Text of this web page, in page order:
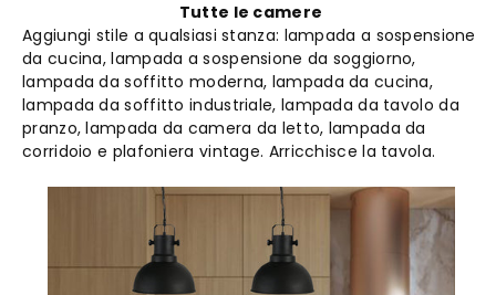
Tutte le camere
Aggiungi stile a qualsiasi stanza: lampada a sospensione
da cucina, lampada a sospensione da soggiorno,
lampada da soffitto moderna, lampada da cucina,
lampada da soffitto industriale, lampada da tavolo da
pranzo, lampada da camera da letto, lampada da
corridoio e plafoniera vintage. Arricchisce la tavola.